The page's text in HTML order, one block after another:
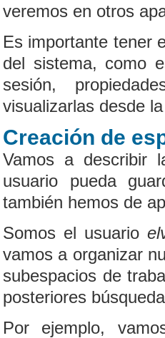
veremos en otros
Es importante tener
del sistema, como
sesión,
visualizarlas desde
Creación de
Vamos a describir
usuario pueda
también hemos de
Somos el usuario
vamos a organizar
subespacios de
posteriores
Por ejemplo,